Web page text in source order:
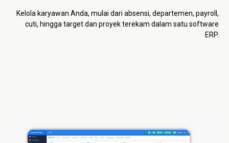
Kelola karyawan Anda, mulai dari absensi, departemen, payroll,
cuti, hingga target dan proyek terekam dalam satu software
ERP.